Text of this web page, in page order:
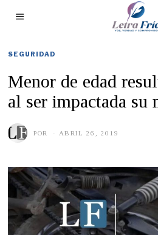
SEGURIDAD
Menor de edad
al ser impactada su
POR ABRIL 26, 2019
L
2
6
2
1
9